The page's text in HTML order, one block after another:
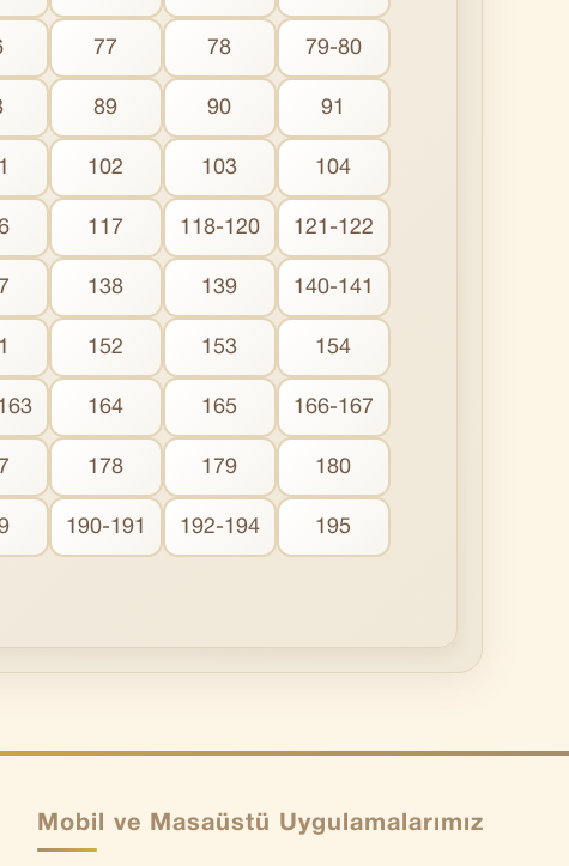
77 78 79-80
89 90 91
102 103 104
117 118-120 121-122
138 139 140-141
152 153 154
164 165 166-167
178 179 180
190-191 192-194 195
Mobil ve Masaüstü Uygulamalarımız